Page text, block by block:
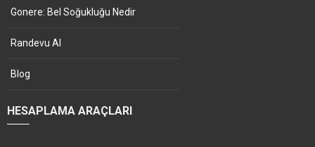
Gonere: Bel Soğukluğu Nedir
Randevu Al
Blog
HESAPLAMA ARAÇLARI